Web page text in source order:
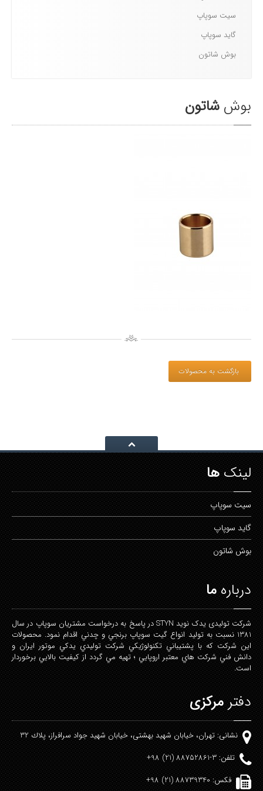
سيت سوپاپ
گايد سوپاپ
بوش شاتون
بوش شاتون
بازگشت به محصولات
لینک ها
سيت سوپاپ
گايد سوپاپ
بوش شاتون
درباره ما
شركت توليدی يدک نويد STYN در پاسخ به درخواست مشتريان سوپاپ در سال
1381 نسبت به توليد انواع گيت سوپاپ برنجي و چدني اقدام نمود. محصولات
اين شركت كه با پشتيباني تكنولوژيكي شركت توليدي يدكي موتور ايران و
دانش فني شركت هاي معتبر اروپايي ؛ تهيه مي گردد از كيفيت بالايي برخوردار
است.
دفتر مرکزی
نشانی: تهران، خيابان شهيد بهشتی، خيابان شهيد جواد سرافراز، پلاك 32
تلفن: 3-88752861 (21) 98+
فکس: 88739340 (21) 98+